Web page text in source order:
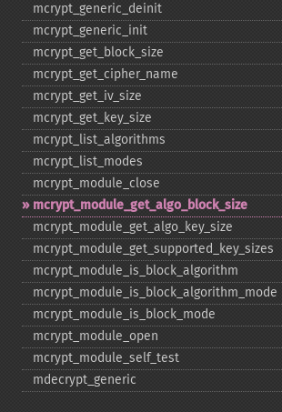
mcrypt_​generic_​deinit
mcrypt_​generic_​init
mcrypt_​get_​block_​size
mcrypt_​get_​cipher_​name
mcrypt_​get_​iv_​size
mcrypt_​get_​key_​size
mcrypt_​list_​algorithms
mcrypt_​list_​modes
mcrypt_​module_​close
mcrypt_​module_​get_​algo_​block_​size
mcrypt_​module_​get_​algo_​key_​size
mcrypt_​module_​get_​supported_​key_​sizes
mcrypt_​module_​is_​block_​algorithm
mcrypt_​module_​is_​block_​algorithm_​mode
mcrypt_​module_​is_​block_​mode
mcrypt_​module_​open
mcrypt_​module_​self_​test
mdecrypt_​generic